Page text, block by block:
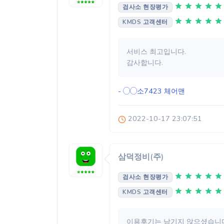
검사소 현장평가
KMDS 고객센터
서비스 최고입니다.
감사합니다.
- ◯◯소7423 체어맨
2022-10-17 23:07:51
삼덕정비(주)
검사소 현장평가
KMDS 고객센터
이용후기는 남기지 않으셨습니